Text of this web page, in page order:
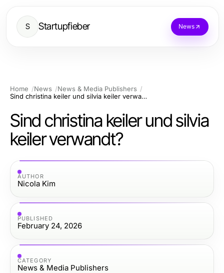
S Startupfieber News
Home News
News & Media Publishers
Sind christina keiler und silvia keiler verwandt?
Sind christina keiler und silvia
keiler verwandt?
AUTHOR
Nicola Kim
PUBLISHED
February 24, 2026
CATEGORY
News & Media Publishers